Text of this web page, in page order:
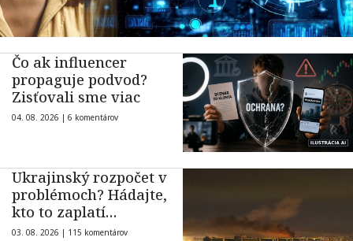
Čo ak influencer
propaguje podvod?
Zisťovali sme viac
04. 08. 2026 | 6 komentárov
Ukrajinský rozpočet v
problémoch? Hádajte,
kto to zaplatí…
03. 08. 2026 | 115 komentárov